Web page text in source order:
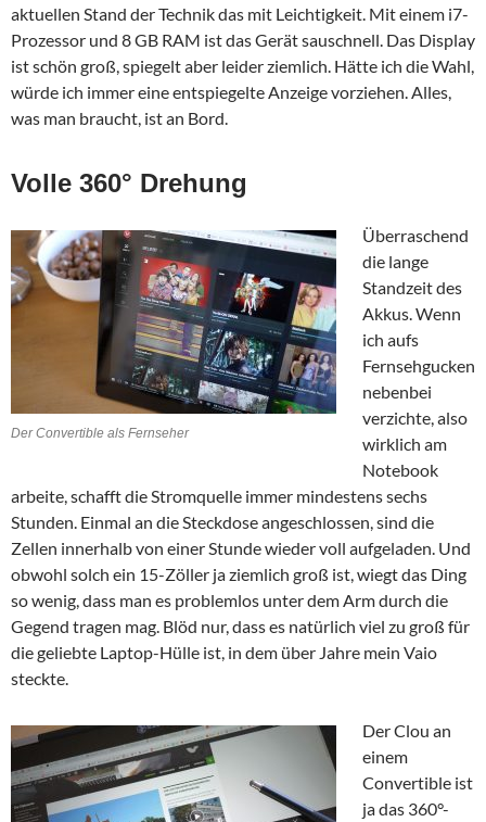
aktuellen Stand der Technik das mit Leichtigkeit. Mit einem i7-
Prozessor und 8 GB RAM ist das Gerät sauschnell. Das Display
ist schön groß, spiegelt aber leider ziemlich. Hätte ich die Wahl,
würde ich immer eine entspiegelte Anzeige vorziehen. Alles,
was man braucht, ist an Bord.
Volle 360° Drehung
Der Convertible als Fernseher
Überraschend
die lange
Standzeit des
Akkus. Wenn
ich aufs
Fernsehgucken
nebenbei
verzichte, also
wirklich am
Notebook
arbeite, schafft die Stromquelle immer mindestens sechs
Stunden. Einmal an die Steckdose angeschlossen, sind die
Zellen innerhalb von einer Stunde wieder voll aufgeladen. Und
obwohl solch ein 15-Zöller ja ziemlich groß ist, wiegt das Ding
so wenig, dass man es problemlos unter dem Arm durch die
Gegend tragen mag. Blöd nur, dass es natürlich viel zu groß für
die geliebte Laptop-Hülle ist, in dem über Jahre mein Vaio
steckte.
Der Clou an
einem
Convertible ist
ja das 360°-